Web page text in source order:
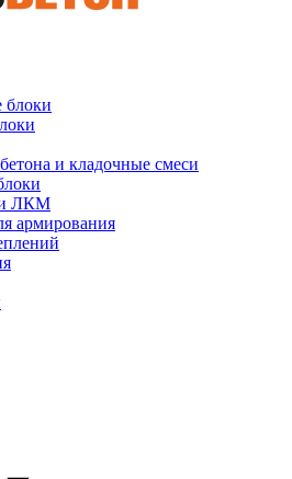
блоки
и кладочные смеси
и ЛКМ
армирования